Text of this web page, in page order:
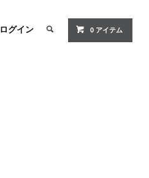
ログイン 0 アイテム